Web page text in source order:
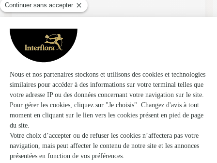
Danser Fleurette
★4.7 (169)
36 Boulevard Gambetta
Voir la boutique
Lucas Fleurs